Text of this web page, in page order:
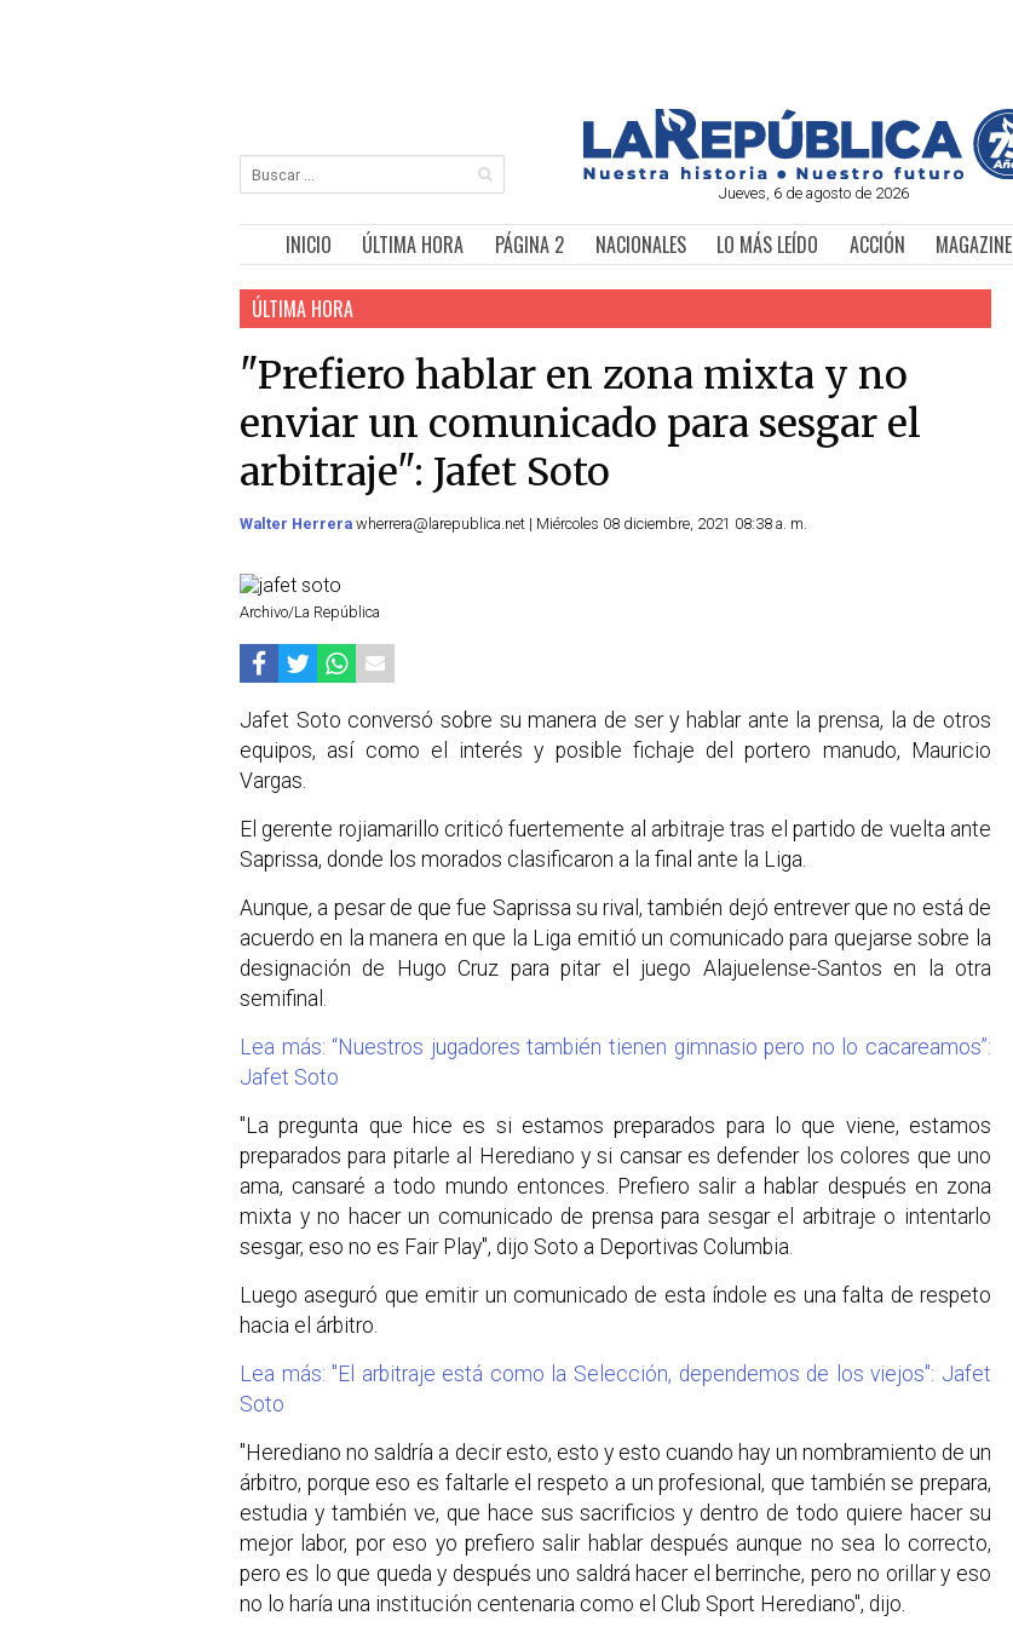
Jueves, 6 de agosto de 2026
INICIO ÚLTIMA HORA PÁGINA 2 NACIONALES LO MÁS LEÍDO ACCIÓN MAGAZINE
ÚLTIMA HORA
"Prefiero hablar en zona mixta y no
enviar un comunicado para sesgar el
arbitraje": Jafet Soto
Walter Herrera wherrera@larepublica.net | Miércoles 08 diciembre, 2021 08:38 a. m.
Archivo/La República
Jafet Soto conversó sobre su manera de ser y hablar ante la prensa, la de otros
equipos, así como el interés y posible fichaje del portero manudo, Mauricio
Vargas.
El gerente rojiamarillo criticó fuertemente al arbitraje tras el partido de vuelta ante
Saprissa, donde los morados clasificaron a la final ante la Liga.
Aunque, a pesar de que fue Saprissa su rival, también dejó entrever que no está de
acuerdo en la manera en que la Liga emitió un comunicado para quejarse sobre la
designación de Hugo Cruz para pitar el juego Alajuelense-Santos en la otra
semifinal.
Lea más: “Nuestros jugadores también tienen gimnasio pero no lo cacareamos”:
Jafet Soto
"La pregunta que hice es si estamos preparados para lo que viene, estamos
preparados para pitarle al Herediano y si cansar es defender los colores que uno
ama, cansaré a todo mundo entonces. Prefiero salir a hablar después en zona
mixta y no hacer un comunicado de prensa para sesgar el arbitraje o intentarlo
sesgar, eso no es Fair Play", dijo Soto a Deportivas Columbia.
Luego aseguró que emitir un comunicado de esta índole es una falta de respeto
hacia el árbitro.
Lea más: "El arbitraje está como la Selección, dependemos de los viejos": Jafet
Soto
"Herediano no saldría a decir esto, esto y esto cuando hay un nombramiento de un
árbitro, porque eso es faltarle el respeto a un profesional, que también se prepara,
estudia y también ve, que hace sus sacrificios y dentro de todo quiere hacer su
mejor labor, por eso yo prefiero salir hablar después aunque no sea lo correcto,
pero es lo que queda y después uno saldrá hacer el berrinche, pero no orillar y eso
no lo haría una institución centenaria como el Club Sport Herediano", dijo.